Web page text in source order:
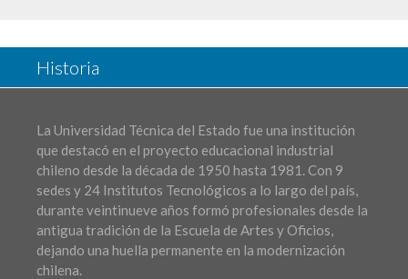
Historia
La Universidad Técnica del Estado fue una institución
que destacó en el proyecto educacional industrial
chileno desde la década de 1950 hasta 1981. Con 9
sedes y 24 Institutos Tecnológicos a lo largo del país,
durante veintinueve años formó profesionales desde la
antigua tradición de la Escuela de Artes y Oficios,
dejando una huella permanente en la modernización
chilena.